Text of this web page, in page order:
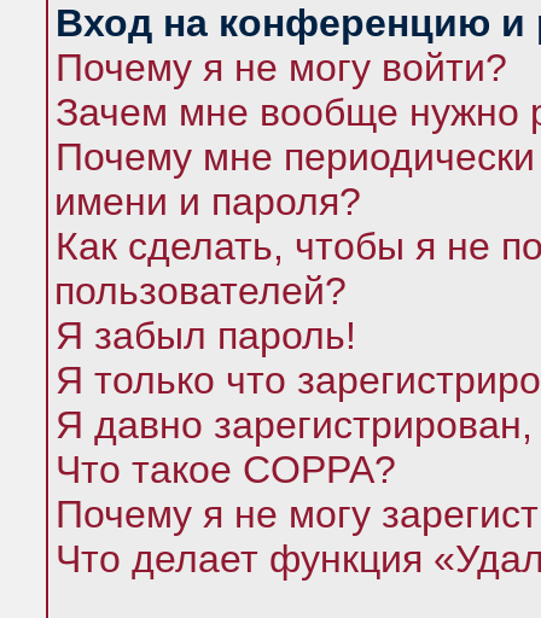
Вход на конференцию и
Почему я не могу войти?
Зачем мне вообще нужно
Почему мне
имени и пароля?
Как сделать, чтобы я не
пользователей?
Я забыл пароль!
Я только что
Я давно
Что такое COPPA?
Почему я не могу
Что делает функция